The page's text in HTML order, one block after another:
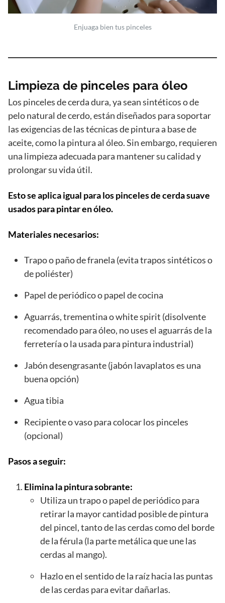
Enjuaga bien tus pinceles
Limpieza de pinceles para óleo
Los pinceles de cerda dura, ya sean sintéticos o de
pelo natural de cerdo, están diseñados para soportar
las exigencias de las técnicas de pintura a base de
aceite, como la pintura al óleo. Sin embargo, requieren
una limpieza adecuada para mantener su calidad y
prolongar su vida útil.
Esto se aplica igual para los pinceles de cerda suave
usados para pintar en óleo.
Materiales necesarios:
Trapo o paño de franela (evita trapos sintéticos o
de poliéster)
Papel de periódico o papel de cocina
Aguarrás, trementina o white spirit (disolvente
recomendado para óleo, no uses el aguarrás de la
ferretería o la usada para pintura industrial)
Jabón desengrasante (jabón lavaplatos es una
buena opción)
Agua tibia
Recipiente o vaso para colocar los pinceles
(opcional)
Pasos a seguir:
Elimina la pintura sobrante:
Utiliza un trapo o papel de periódico para
retirar la mayor cantidad posible de pintura
del pincel, tanto de las cerdas como del borde
de la férula (la parte metálica que une las
cerdas al mango).
Hazlo en el sentido de la raíz hacia las puntas
de las cerdas para evitar dañarlas.